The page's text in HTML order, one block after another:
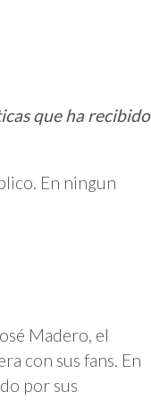
que ha recibido
En ningun
Madero, el
con sus fans. En
por sus